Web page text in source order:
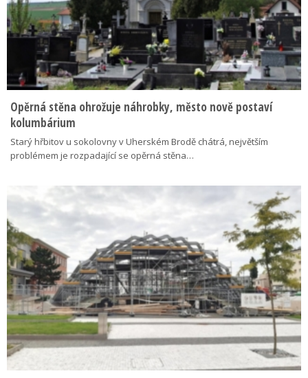
Opěrná stěna ohrožuje náhrobky, město nově postaví
kolumbárium
Starý hřbitov u sokolovny v Uherském Brodě chátrá, největším
problémem je rozpadající se opěrná stěna…